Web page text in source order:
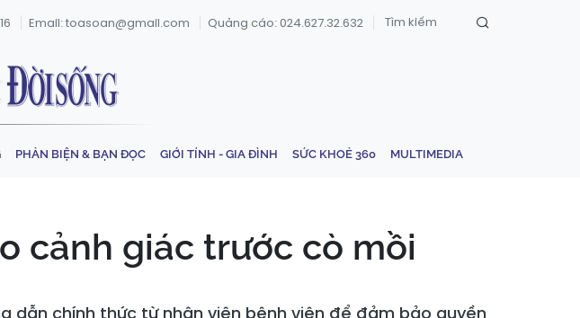
Email: toasoan@gmail.com Quảng cáo: 024.627.32.632
PHẢN BIỆN & BẠN ĐỌC GIỚI TÍNH - GIA ĐÌNH SỨC KHOẺ 360 MULTIMEDIA
cảnh giác trước cò mồi
dẫn chính thức từ nhân viên bệnh viện để đảm bảo quyền